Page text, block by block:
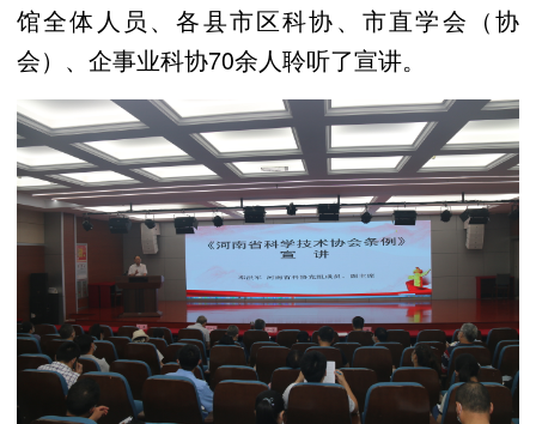
馆全体人员、各县市区科协、市直学会（协
会）、企事业科协70余人聆听了宣讲。